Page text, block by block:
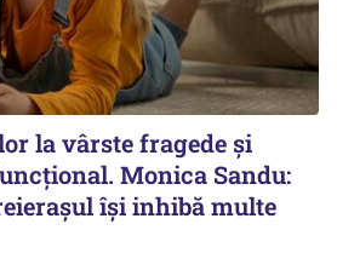
la vârste fragede și
Monica Sandu:
își inhibă multe